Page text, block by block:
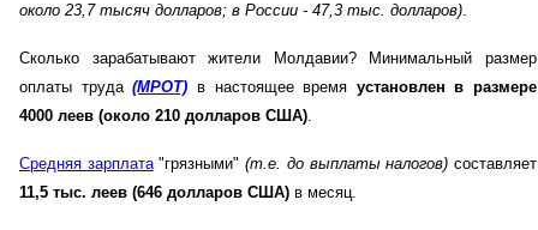
около 23,7 тысяч долларов; в России - 47,3 тыс. долларов).
Сколько зарабатывают жители Молдавии? Минимальный размер
оплаты труда(МРОТ) в настоящее время установлен в размере
4000 леев (около 210 долларов США).
Средняя зарплата"грязными"(т.е. до выплаты налогов) составляет
11,5 тыс. леев (646 долларов США) в месяц.